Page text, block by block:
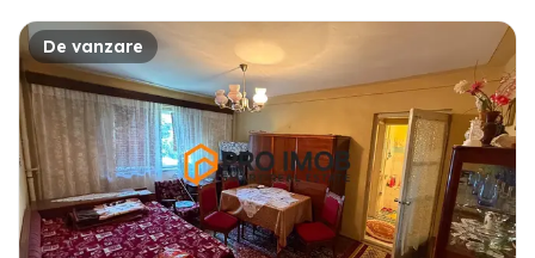
De vanzare